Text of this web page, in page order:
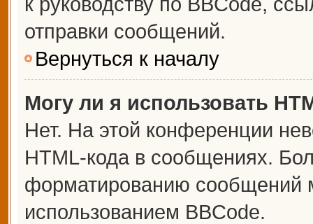
отправки сообщений.
Вернуться к началу
Могу ли я использовать
Нет. На этой конференции
HTML-кода в сообщениях.
форматированию сообщений
использованием BBCode.